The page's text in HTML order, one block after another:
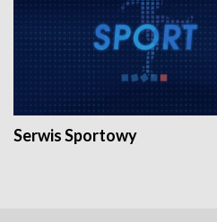
Serwis Sportowy